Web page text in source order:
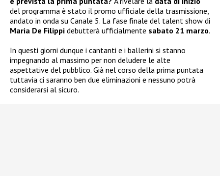
del programma è stato il promo ufficiale della trasmissione,
andato in onda su Canale 5. La fase finale del talent show di
Maria De Filippi debutterà ufficialmente sabato 21 marzo.
In questi giorni dunque i cantanti e i ballerini si stanno
impegnando al massimo per non deludere le alte
aspettative del pubblico. Già nel corso della prima puntata
tuttavia ci saranno ben due eliminazioni e nessuno potrà
considerarsi al sicuro.